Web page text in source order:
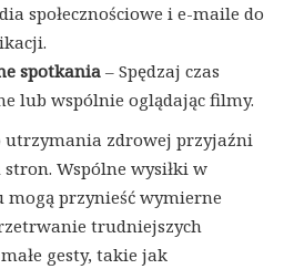
społecznościowe i e-maile do
spotkania – Spędzaj czas
lub wspólnie oglądając filmy.
utrzymania zdrowej przyjaźni
Wspólne wysiłki w
przynieść wymierne
trudniejszych
gesty, takie jak